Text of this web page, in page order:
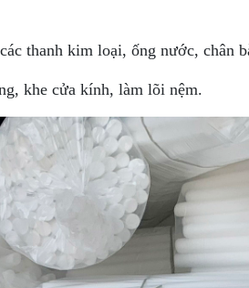
thanh kim loại, ống nước, chân
khe cửa kính, làm lõi nệm.